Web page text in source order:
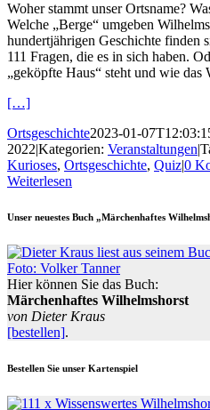
Woher stammt unser Ortsname?
Welche „Berge“ umgeben
hundertjährigen Geschichte finden
111 Fragen, die es in sich haben.
„geköpfte Haus“ steht und wie
[…]
Ortsgeschichte2023-01-
2022|Kategorien: Veranstaltungen|
Kurioses, Ortsgeschichte, Quiz|0
Weiterlesen
Unser neuestes Buch „Märchenhaftes
Hier können Sie das Buch:
Märchenhaftes Wilhelmshorst
von Dieter Kraus
[bestellen].
Bestellen Sie unser Kartenspiel